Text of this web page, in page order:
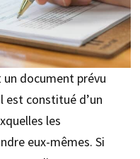
document prévu
est constitué d’un
les
eux-mêmes. Si